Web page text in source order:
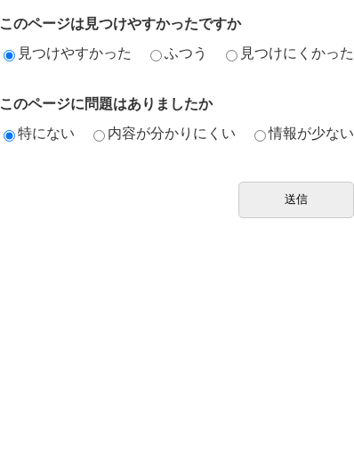
このページは見つけやすかったですか
見つけやすかった
ふつう 見つけにくかった
このページに問題はありましたか
特にない
内容が分かりにくい 情報が少ない